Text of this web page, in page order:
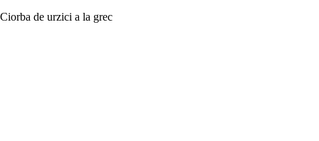
Ciorba de urzici a la grec